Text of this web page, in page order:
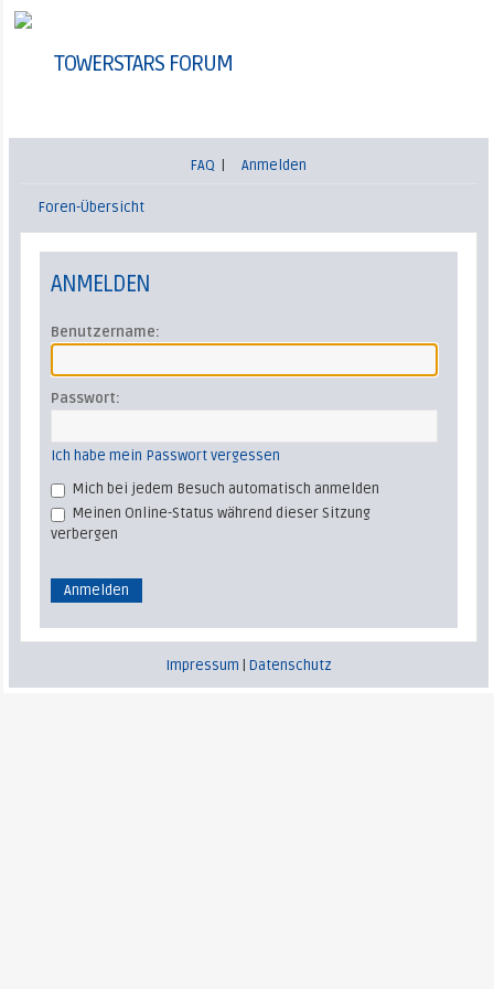
TOWERSTARS FORUM
FAQ Anmelden
Foren-Übersicht
ANMELDEN
Benutzername:
Passwort:
Ich habe mein Passwort vergessen
Mich bei jedem Besuch automatisch anmelden
Meinen Online-Status während dieser Sitzung
verbergen
Impressum |Datenschutz